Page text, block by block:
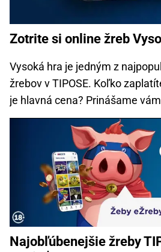
Zotrite si online žreb
Vysoká hra je jedným z
žrebov v TIPOSE. Koľko
je hlavná cena? Prinášame
Najobľúbenejšie žreby